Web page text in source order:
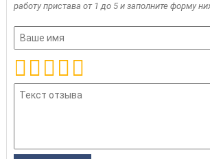
работу пристава от 1 до 5 и заполните форму